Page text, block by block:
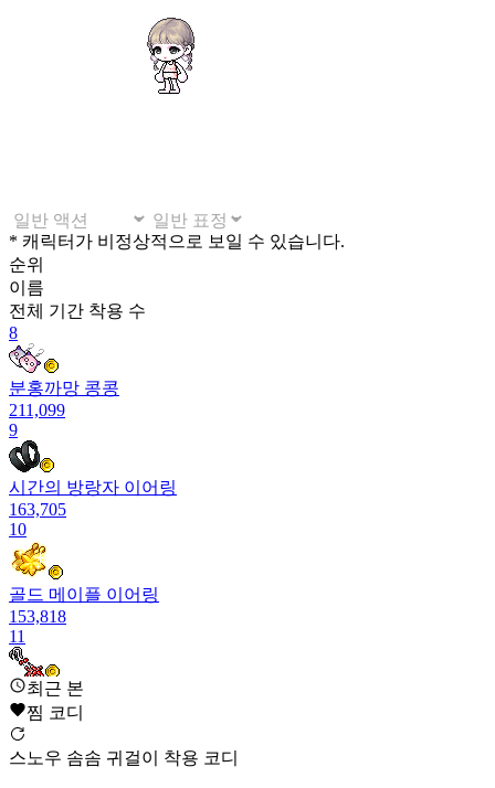
* 캐릭터가 비정상적으로 보일 수 있습니다.
순위
이름
전체 기간 착용 수
8
분홍까망 콩콩
211,099
9
시간의 방랑자 이어링
163,705
10
골드 메이플 이어링
153,818
11
십자 비즈 귀고리
90,628
12
최근 본
찜 코디
스노우 솜솜 귀걸이 착용 코디